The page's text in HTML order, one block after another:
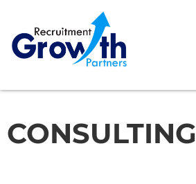
CONSULTING